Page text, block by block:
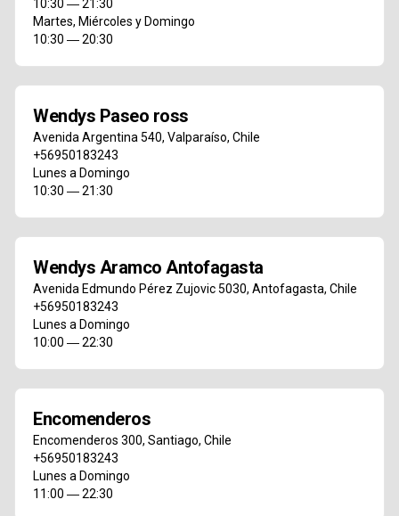
10:30 ― 21:30
Martes, Miércoles y Domingo
10:30 ― 20:30
Wendys Paseo ross
Avenida Argentina 540, Valparaíso, Chile
+56950183243
Lunes a Domingo
10:30 ― 21:30
Wendys Aramco Antofagasta
Avenida Edmundo Pérez Zujovic 5030, Antofagasta, Chile
+56950183243
Lunes a Domingo
10:00 ― 22:30
Encomenderos
Encomenderos 300, Santiago, Chile
+56950183243
Lunes a Domingo
11:00 ― 22:30